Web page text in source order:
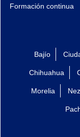
Formación continua
Bajío
Chihuahua
Morelia